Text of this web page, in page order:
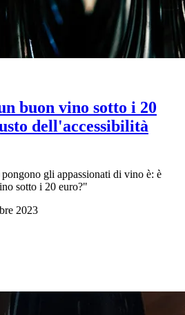
buon vino sotto i 20
dell'accessibilità
gli appassionati di vino è: è
sotto i 20 euro?"
2023